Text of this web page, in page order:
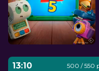
13:10 500 / 550